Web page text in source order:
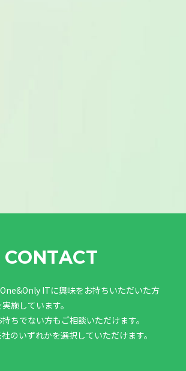
CONTACT
ITに興味をお持ちいただいた方
施しています。
ちでない方もご相談いただけます。
のいずれかを選択していただけます。